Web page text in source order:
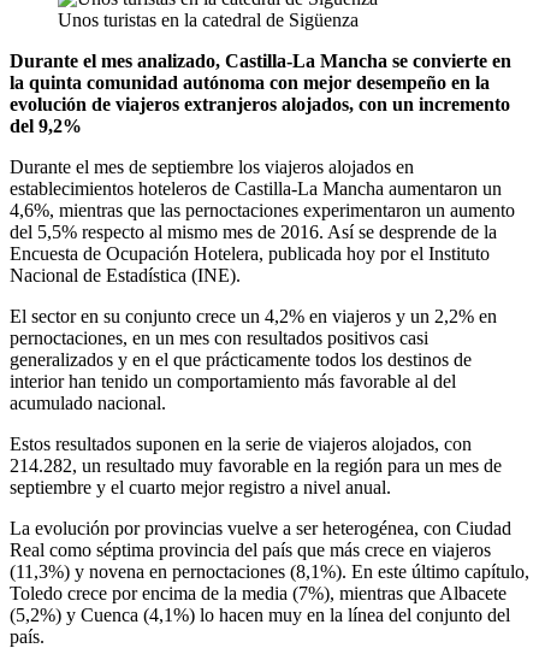
Unos turistas en la catedral de Sigüenza
Durante el mes analizado, Castilla-La Mancha se convierte en
la quinta comunidad autónoma con mejor desempeño en la
evolución de viajeros extranjeros alojados, con un incremento
del 9,2%
Durante el mes de septiembre los viajeros alojados en
establecimientos hoteleros de Castilla-La Mancha aumentaron un
4,6%, mientras que las pernoctaciones experimentaron un aumento
del 5,5% respecto al mismo mes de 2016. Así se desprende de la
Encuesta de Ocupación Hotelera, publicada hoy por el Instituto
Nacional de Estadística (INE).
El sector en su conjunto crece un 4,2% en viajeros y un 2,2% en
pernoctaciones, en un mes con resultados positivos casi
generalizados y en el que prácticamente todos los destinos de
interior han tenido un comportamiento más favorable al del
acumulado nacional.
Estos resultados suponen en la serie de viajeros alojados, con
214.282, un resultado muy favorable en la región para un mes de
septiembre y el cuarto mejor registro a nivel anual.
La evolución por provincias vuelve a ser heterogénea, con Ciudad
Real como séptima provincia del país que más crece en viajeros
(11,3%) y novena en pernoctaciones (8,1%). En este último capítulo,
Toledo crece por encima de la media (7%), mientras que Albacete
(5,2%) y Cuenca (4,1%) lo hacen muy en la línea del conjunto del
país.